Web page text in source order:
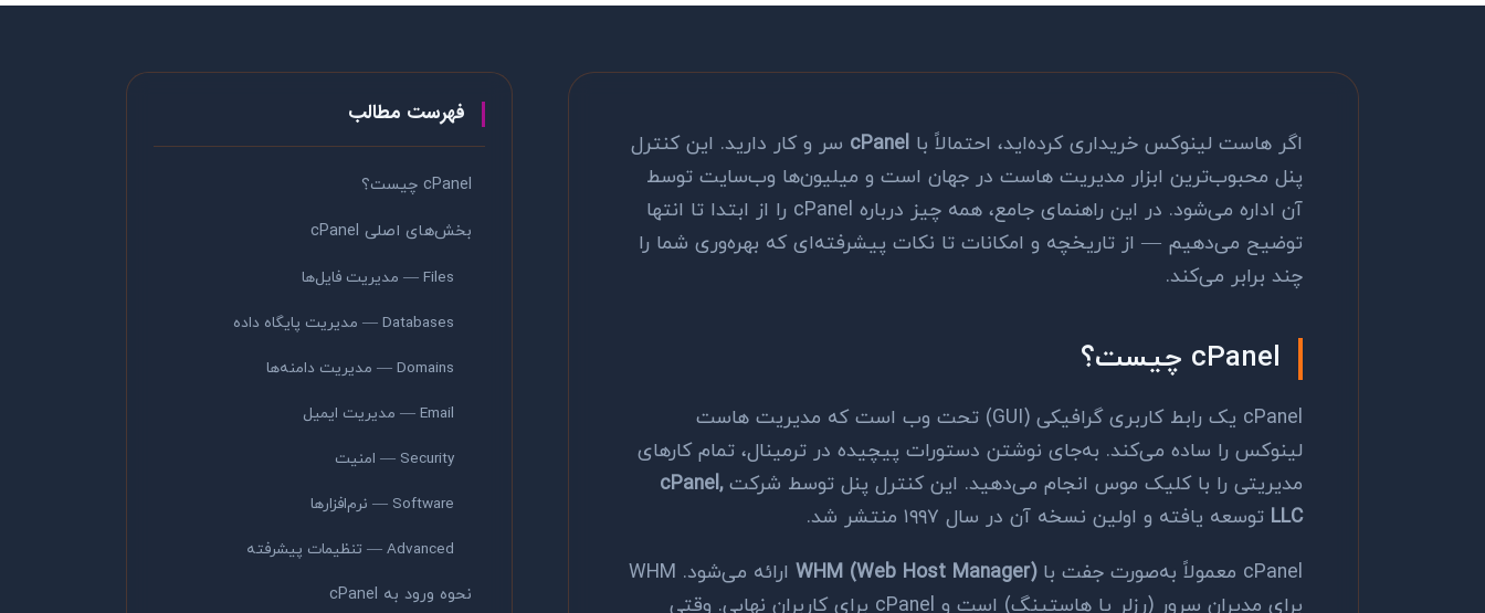
اگر هاست لینوکس خریداری کرده‌اید، احتمالاً با cPanel سر و کار دارید. این کنترل
پنل محبوب‌ترین ابزار مدیریت هاست در جهان است و میلیون‌ها وب‌سایت توسط
آن اداره می‌شود. در این راهنمای جامع، همه چیز درباره cPanel را از ابتدا تا انتها
توضیح می‌دهیم — از تاریخچه و امکانات تا نکات پیشرفته‌ای که بهره‌وری شما را
چند برابر می‌کند.
cPanel چیست؟
cPanel یک رابط کاربری گرافیکی (GUI) تحت وب است که مدیریت هاست
لینوکس را ساده می‌کند. به‌جای نوشتن دستورات پیچیده در ترمینال، تمام کارهای
مدیریتی را با کلیک موس انجام می‌دهید. این کنترل پنل توسط شرکتcPanel,
LLC توسعه یافته و اولین نسخه آن در سال ۱۹۹۷ منتشر شد.
cPanel معمولاً به‌صورت جفت با
WHM (Web Host Manager)
ارائه می‌شود. WHM
برای مدیران سرور (رزلر یا هاستینگ) است و cPanel برای کاربران نهایی. وقتی
فهرست مطالب
cPanel چیست؟
بخش‌های اصلی cPanel
Files — مدیریت فایل‌ها
Databases — مدیریت پایگاه داده
Domains — مدیریت دامنه‌ها
Email — مدیریت ایمیل
Security — امنیت
Software — نرم‌افزارها
Advanced — تنظیمات پیشرفته
نحوه ورود به cPanel